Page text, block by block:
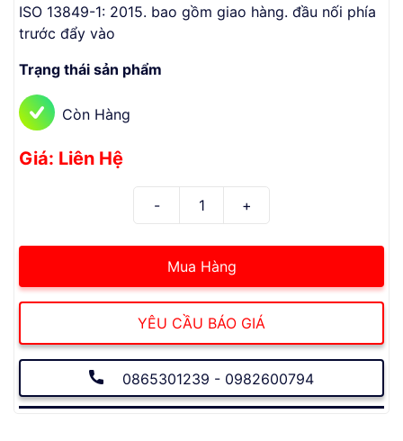
ISO 13849-1: 2015. bao gồm giao hàng. đầu nối phía
trước đẩy vào
Trạng thái sản phẩm
Còn Hàng
Giá: Liên Hệ
Mua Hàng
YÊU CẦU BÁO GIÁ
0865301239 - 0982600794